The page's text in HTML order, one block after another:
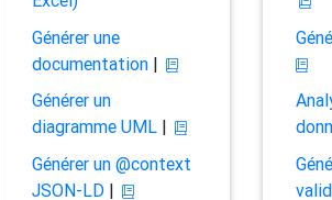
Générer une
documentation|
Générer un
diagramme UML|
Générer un @context
JSON-LD|